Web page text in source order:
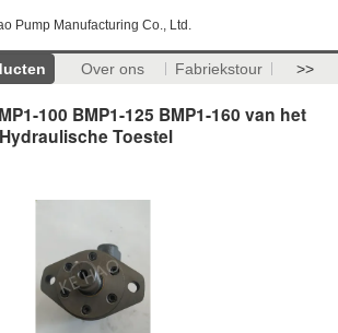
Pump Manufacturing Co., Ltd.
Over ons Fabriekstour >>
100 BMP1-125 BMP1-160 van het
Toestel